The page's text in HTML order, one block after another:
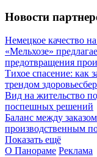
Новости
Немецкое качество
«Мельхозе»
предотвращения
Тихое спасение: как
трендом
Вид на жительство
поспешных решений
Баланс между
производственным
Показать ещё
О Панораме Реклама